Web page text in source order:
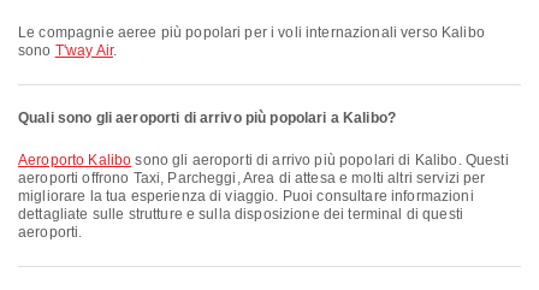
Le compagnie aeree più popolari per i voli internazionali verso Kalibo
sono T'way Air.
Quali sono gli aeroporti di arrivo più popolari a Kalibo?
Aeroporto Kalibo sono gli aeroporti di arrivo più popolari di Kalibo. Questi
aeroporti offrono Taxi, Parcheggi, Area di attesa e molti altri servizi per
migliorare la tua esperienza di viaggio. Puoi consultare informazioni
dettagliate sulle strutture e sulla disposizione dei terminal di questi
aeroporti.